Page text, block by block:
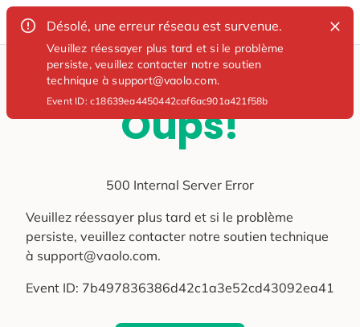
Désolé, une erreur réseau est survenue.
Veuillez réessayer plus tard et si le problème
persiste, veuillez contacter notre soutien
technique à support@vaolo.com.
Event ID:c18639ea4450442caf6ac901a421f58b
Oups!
500 Internal Server Error
Veuillez réessayer plus tard et si le problème
persiste, veuillez contacter notre soutien technique
à support@vaolo.com.
Event ID: 7b497836386d42c1a3e52cd43092ea41